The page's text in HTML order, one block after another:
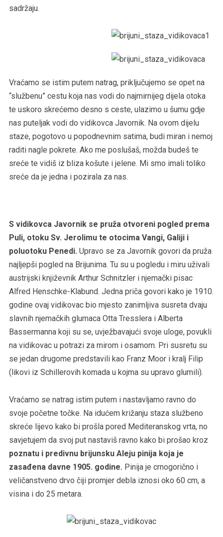
sadržaju.
Vraćamo se istim putem natrag, priključujemo se opet na
“službenu” cestu koja nas vodi do najmirnijeg dijela otoka
te uskoro skrećemo desno s ceste, ulazimo u šumu gdje
nas puteljak vodi do vidikovca Javornik. Na ovom dijelu
staze, pogotovo u popodnevnim satima, budi miran i nemoj
raditi nagle pokrete. Ako me poslušaš, možda budeš te
sreće te vidiš iz bliza košute i jelene. Mi smo imali toliko
sreće da je jedna i pozirala za nas.
S vidikovca Javornik se pruža otvoreni pogled prema
Puli, otoku Sv. Jerolimu te otocima Vangi, Galiji i
poluotoku Penedi. Upravo se za Javornik govori da pruža
najljepši pogled na Brijunima. Tu su u pogledu i miru uživali
austrijski književnik Arthur Schnitzler i njemački pisac
Alfred Henschke-Klabund. Jedna priča govori kako je 1910.
godine ovaj vidikovac bio mjesto zanimljiva susreta dvaju
slavnih njemačkih glumaca Otta Tresslera i Alberta
Bassermanna koji su se, uvježbavajući svoje uloge, povukli
na vidikovac u potrazi za mirom i osamom. Pri susretu su
se jedan drugome predstavili kao Franz Moor i kralj Filip
(likovi iz Schillerovih komada u kojma su upravo glumili).
Vraćamo se natrag istim putem i nastavljamo ravno do
svoje početne točke. Na idućem križanju staza službeno
skreće lijevo kako bi prošla pored Mediteranskog vrta, no
savjetujem da svoj put nastaviš ravno kako bi prošao kroz
poznatu i predivnu brijunsku Aleju pinija koja je
zasađena davne 1905. godine. Pinija je crnogorično i
veličanstveno drvo čiji promjer debla iznosi oko 60 cm, a
visina i do 25 metara.